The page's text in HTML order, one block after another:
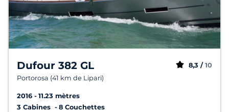
Dufour 382 GL
Portorosa (41 km de Lipari)
8,3 / 10
2016
11.23 mètres
3 Cabines
8 Couchettes